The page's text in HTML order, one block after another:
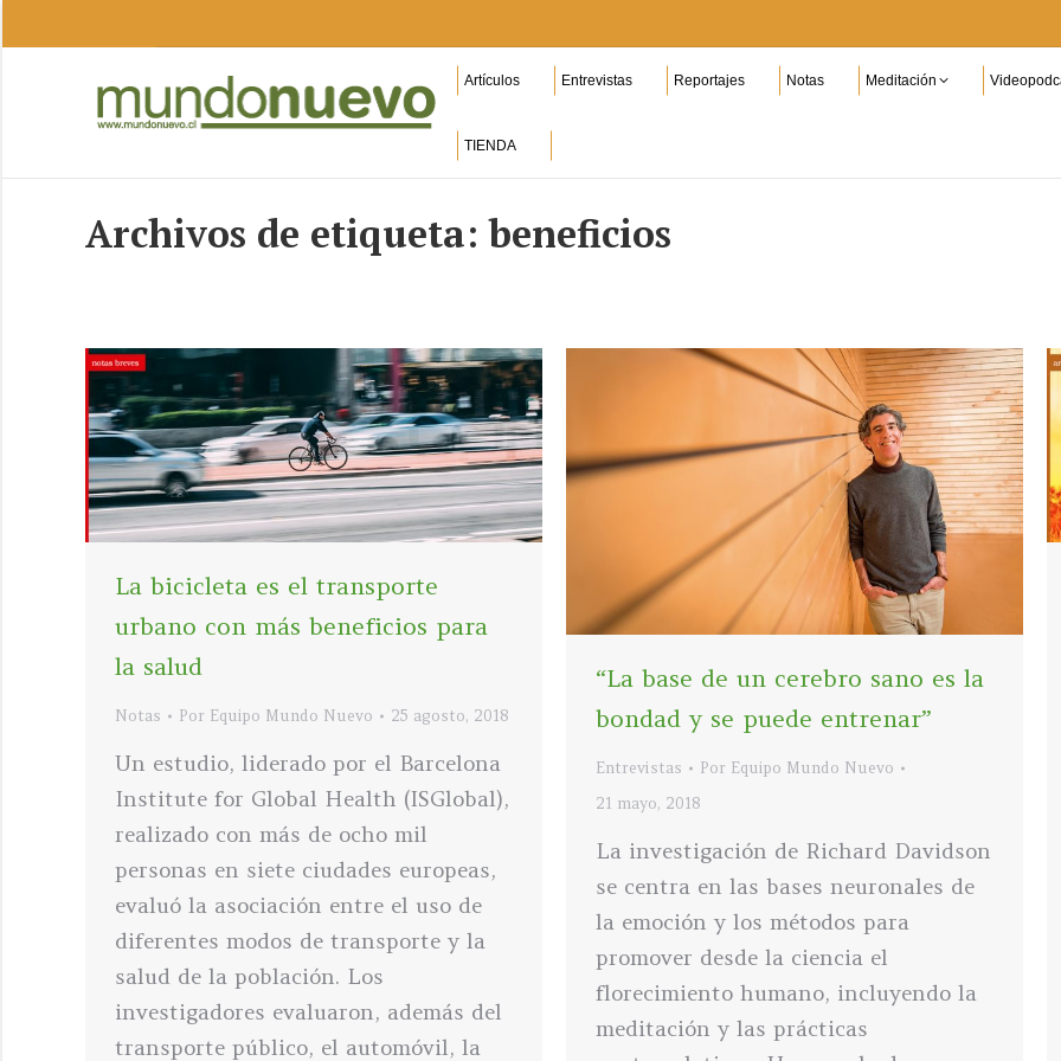
Artículos Entrevistas Reportajes Notas Meditación
TIENDA
Archivos de etiqueta:beneficios
La bicicleta es el transporte
urbano con más beneficios para
la salud
Notas Por Equipo Mundo Nuevo 25 agosto, 2018
Un estudio, liderado por el Barcelona
Institute for Global Health (ISGlobal),
realizado con más de ocho mil
personas en siete ciudades europeas,
evaluó la asociación entre el uso de
diferentes modos de transporte y la
salud de la población. Los
investigadores evaluaron, además del
transporte público, el automóvil, la
“La base de un cerebro sano es la
bondad y se puede entrenar”
Entrevistas Por Equipo Mundo Nuevo
21 mayo, 2018
La investigación de Richard Davidson
se centra en las bases neuronales de
la emoción y los métodos para
promover desde la ciencia el
florecimiento humano, incluyendo la
meditación y las prácticas